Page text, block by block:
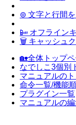
⊚ 文字と行間を
📴 オフライン
🗑 キャッシュ
🏡全体トップ
なでしこ3個別
マニュアルの
命令一覧/機能
プラグイン一覧
マニュアルの